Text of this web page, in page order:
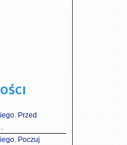
Przed
Poczuj